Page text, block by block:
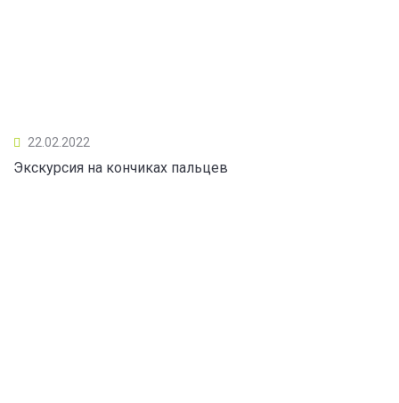
22.02.2022
Экскурсия на кончиках пальцев